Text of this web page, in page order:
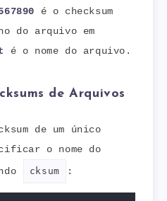
é o checksum
do arquivo em
é o nome do arquivo.
de Arquivos
de um único
o nome do
cksum :